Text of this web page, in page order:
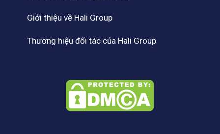
Giới thiệu về Hali Group
Thương hiệu đối tác của Hali Group